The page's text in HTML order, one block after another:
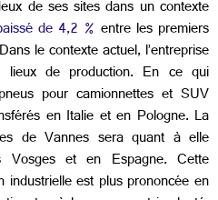
de ses sites dans un contexte
de 4,2 % entre les premiers
le contexte actuel, l’entreprise
de production. En ce qui
pour camionnettes et SUV
en Italie et en Pologne. La
de Vannes sera quant à elle
et en Espagne. Cette
est plus prononcée en